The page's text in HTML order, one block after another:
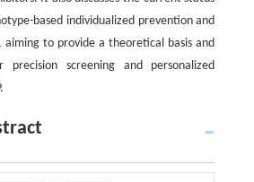
based individualized prevention and
to provide a theoretical basis and
screening and personalized